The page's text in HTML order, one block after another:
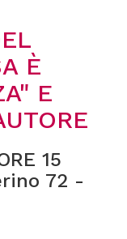
È
E
15
72 -